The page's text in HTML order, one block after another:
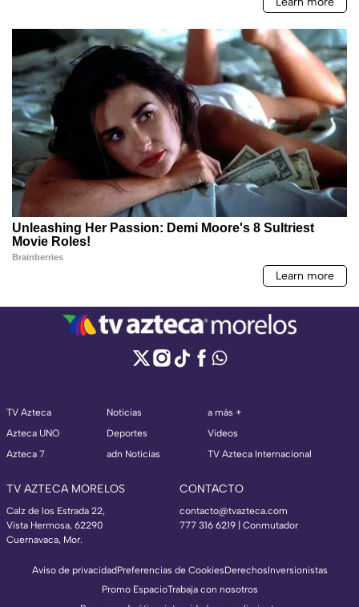
TV Azteca
Azteca UNO
Azteca 7
Noticias
Deportes
adn Noticias
a más +
Videos
TV Azteca Internacional
TV AZTECA MORELOS
Calz de los Estrada 22,
Vista Hermosa, 62290
Cuernavaca, Mor.
CONTACTO
contacto@tvazteca.com
777 316 6219 | Conmutador
Aviso de privacidadPreferencias de CookiesDerechosInversionistas
Promo EspacioTrabaja con nosotros